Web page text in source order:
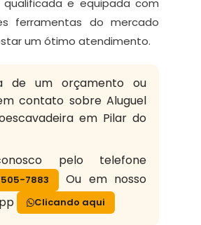
qualificada e equipada com
ferramentas do mercado
um ótimo atendimento.
de um orçamento ou
contato sobre Aluguel
em Pilar do
pelo telefone
7883
Ou em nosso
Clicando aqui